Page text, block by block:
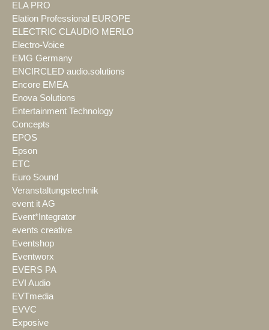
ELA PRO
Elation Professional EUROPE
ELECTRIC CLAUDIO MERLO
Electro-Voice
EMG Germany
ENCIRCLED audio.solutions
Encore EMEA
Enova Solutions
Entertainment Technology
Concepts
EPOS
Epson
ETC
Euro Sound
Veranstaltungstechnik
event it AG
Event*Integrator
events creative
Eventshop
Eventworx
EVERS PA
EVI Audio
EVTmedia
EVVC
Exposive